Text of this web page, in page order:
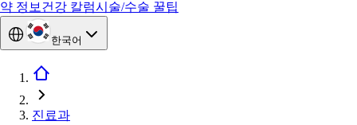
약 정보 건강 칼럼시술/수술 꿀팁
한국어
진료과